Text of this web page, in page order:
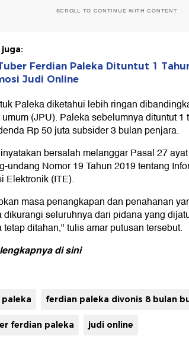
SCROLL TO CONTINUE WITH CONTENT
juga:
Ferdian Paleka Dituntut 1
Judi Online
Paleka diketahui lebih ringan
(JPU). Paleka sebelumnya dituntut 1
Rp 50 juta subsider 3 bulan penjara.
bersalah melanggar Pasal 27
undang Nomor 19 Tahun 2019 tentang
Elektronik (ITE).
masa penangkapan dan penahanan
dikurangi seluruhnya dari pidana yang
tetap ditahan," tulis amar putusan tersebut.
di sini
ferdian paleka divonis 8 bulan
ferdian paleka judi online